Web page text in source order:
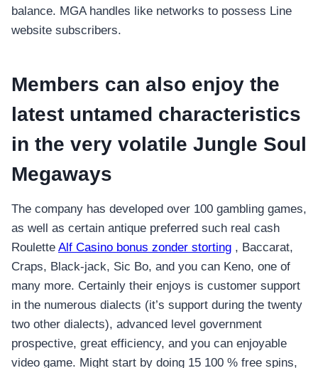
balance. MGA handles like networks to possess Line
website subscribers.
Members can also enjoy the
latest untamed characteristics
in the very volatile Jungle Soul
Megaways
The company has developed over 100 gambling games,
as well as certain antique preferred such real cash
Roulette Alf Casino bonus zonder storting , Baccarat,
Craps, Black-jack, Sic Bo, and you can Keno, one of
many more. Certainly their enjoys is customer support
in the numerous dialects (it’s support during the twenty
two other dialects), advanced level government
prospective, great efficiency, and you can enjoyable
video game. Might start by doing 15 100 % free spins,